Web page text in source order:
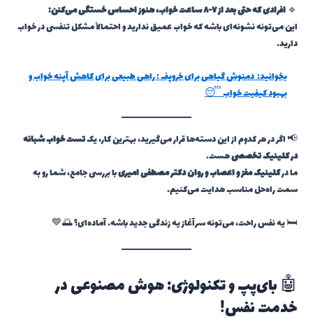
🔹افرادی که حتی بعد از ۷-۸ ساعت خواب، هنوز احساس خستگی می‌کنن:
این می‌تونه نشونه‌ای باشه که خواب عمیق ندارید و احتمالاً مشکل تنفسی در خواب
دارید.
بخوانید:دمنوش گیاهی برای خروپف : راهی طبیعی برای کاهش آپنه خواب و
بهبود کیفیت خواب 😴
📢 اگر در هر کدوم از این دسته‌ها قرار می‌گیرید، بهترین کار، یکتست خواب شبانه
در کلینیک تخصصیهست.
ما درکلینیک مغز و اعصاب و روان دکتر مصطفی امیریبا بررسی جامع، شما رو به
سمت راه‌حل مناسب هدایت می‌کنیم.
🛏️ یه نفس راحت، می‌تونه سرآغاز یه زندگی جدید باشه… آماده‌ای؟ 🌅💙
🤖 بای‌پپ و تکنولوژی: هوش مصنوعی در
خدمت نفس!